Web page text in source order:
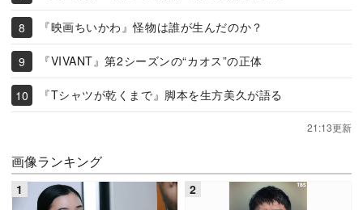
『映画ちいかわ』怪物は誰が生んだのか？
『VIVANT』第2シーズンの“カオス”の正体
『Tシャツが乾くまで』脚本を生方美久が語る
21:13更新
画像ランキング